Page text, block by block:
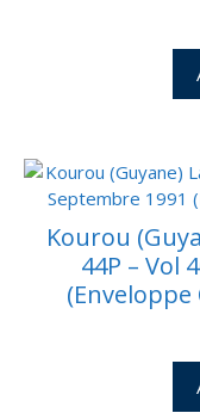
Kourou
44P – Vol
(Enveloppe